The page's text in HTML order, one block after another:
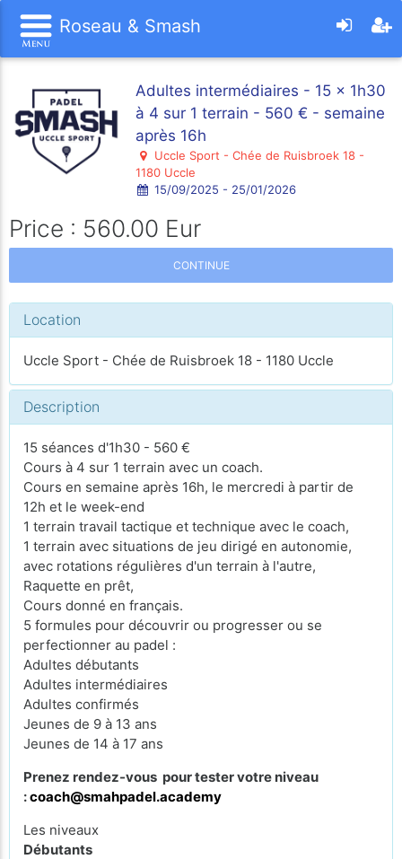
Roseau & Smash
Adultes intermédiaires - 15 x 1h30
à 4 sur 1 terrain - 560 € - semaine
après 16h
Uccle Sport - Chée de Ruisbroek 18 -
1180 Uccle
15/09/2025 - 25/01/2026
Price : 560.00 Eur
CONTINUE
Location
Uccle Sport - Chée de Ruisbroek 18 - 1180 Uccle
Description
15 séances d'1h30 - 560 €
Cours à 4 sur 1 terrain avec un coach.
Cours en semaine après 16h, le mercredi à partir de
12h et le week-end
1 terrain travail tactique et technique avec le coach,
1 terrain avec situations de jeu dirigé en autonomie,
avec rotations régulières d'un terrain à l'autre,
Raquette en prêt,
Cours donné en français.
5 formules pour découvrir ou progresser ou se
perfectionner au padel :
Adultes débutants
Adultes intermédiaires
Adultes confirmés
Jeunes de 9 à 13 ans
Jeunes de 14 à 17 ans
Prenez rendez-vous pour tester votre niveau
:coach@smahpadel.academy
Les niveaux
Débutants